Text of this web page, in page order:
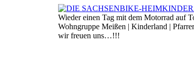
Wieder einen Tag mit dem Motorrad auf
Wohngruppe Meißen | Kinderland |
wir freuen uns…!!!